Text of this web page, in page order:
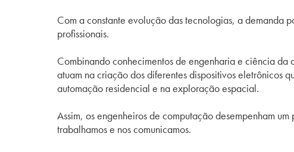
Com a constante evolução das tecnologias, a demanda
profissionais.
Combinando conhecimentos de engenharia e ciência
atuam na criação dos diferentes dispositivos eletrônicos
automação residencial e na exploração espacial.
Assim, os engenheiros de computação desempenham
trabalhamos e nos comunicamos.